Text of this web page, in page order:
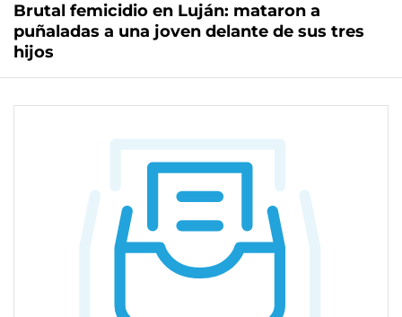
Brutal femicidio en Luján: mataron a
puñaladas a una joven delante de sus tres
hijos